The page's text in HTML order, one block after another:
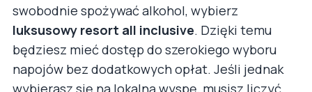
swobodnie spożywać alkohol, wybierz
luksusowy resort all inclusive. Dzięki temu
będziesz mieć dostęp do szerokiego wyboru
napojów bez dodatkowych opłat. Jeśli jednak
wybierasz się na lokalną wyspę, musisz liczyć